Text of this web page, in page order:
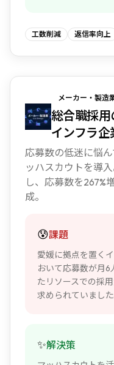
工数削減 返信率向上
メーカー・製造
総合職採
インフラ企
応募数の低迷に悩
ッハスカウトを導
し、応募数を267%
成。
😰課題
愛媛に拠点を置く
おいて応募数が月
たリソースでの採
求められていました
✨解決策